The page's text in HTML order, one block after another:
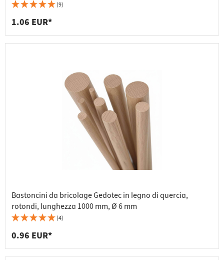
(9)
1.06 EUR*
Bastoncini da bricolage Gedotec in legno di quercia,
rotondi, lunghezza 1000 mm, Ø 6 mm
(4)
0.96 EUR*